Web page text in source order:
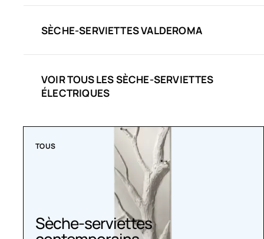
SÈCHE-SERVIETTES VALDEROMA
VOIR TOUS LES SÈCHE-SERVIETTES
ÉLECTRIQUES
TOUS
Sèche-serviettes